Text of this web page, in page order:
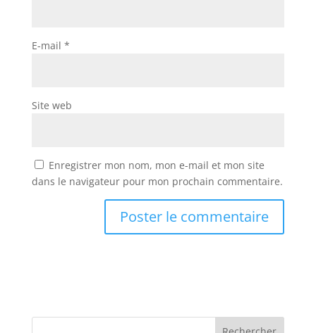
E-mail *
Site web
Enregistrer mon nom, mon e-mail et mon site
dans le navigateur pour mon prochain commentaire.